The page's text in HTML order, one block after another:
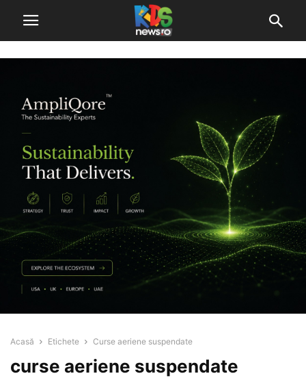
Acasă Etichete Curse aeriene suspendate
curse aeriene suspendate